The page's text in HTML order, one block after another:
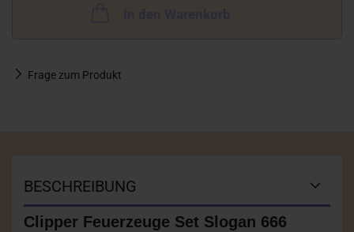
Frage zum Produkt
BESCHREIBUNG
Clipper Feuerzeuge Set Slogan 666